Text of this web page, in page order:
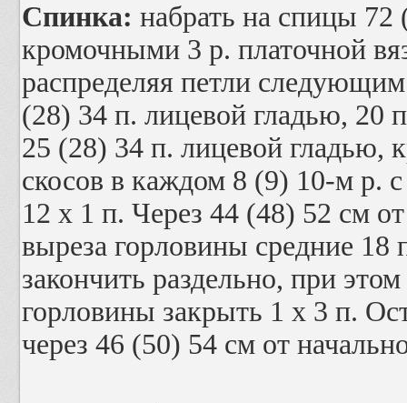
Спинка: набрать на спицы 72
кромочными 3 р. платочной
распределяя петли
(28) 34 п. лицевой гладью, 20
25 (28) 34 п. лицевой гладью,
скосов в каждом 8 (9) 10-м р.
12 x 1 п. Через 44 (48) 52 см
выреза горловины средние
закончить раздельно, при
горловины закрыть 1 x 3 п.
через 46 (50) 54 см от